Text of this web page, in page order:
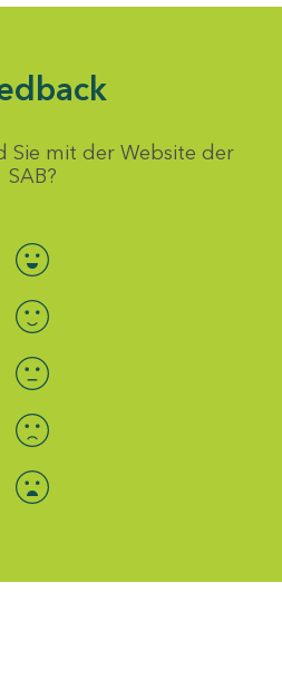
Sie mit der Website der
SAB?
Bewertung auswählen